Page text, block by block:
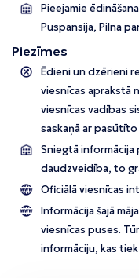
Pieejamie
Puspansija, Pilna
Piezīmes
Ēdieni un dzērieni
viesnīcas aprakstā
viesnīcas vadības
saskaņā ar
Sniegtā informācija
daudzveidība, to
Oficiālā viesnīcas
Informācija šajā
viesnīcas puses.
informāciju, kas